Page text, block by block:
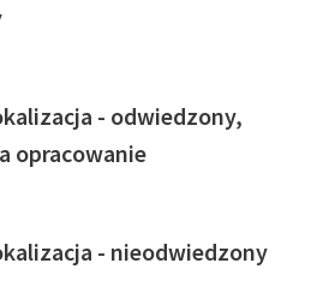
- odwiedzony,
opracowanie
- nieodwiedzony